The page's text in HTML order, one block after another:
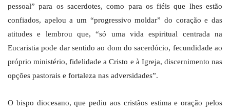
pessoal” para os sacerdotes, como para os fiéis que lhes estão
confiados, apelou a um “progressivo moldar” do coração e das
atitudes e lembrou que, “só uma vida espiritual centrada na
Eucaristia pode dar sentido ao dom do sacerdócio, fecundidade ao
próprio ministério, fidelidade a Cristo e à Igreja, discernimento nas
opções pastorais e fortaleza nas adversidades”.
O bispo diocesano, que pediu aos cristãos estima e oração pelos